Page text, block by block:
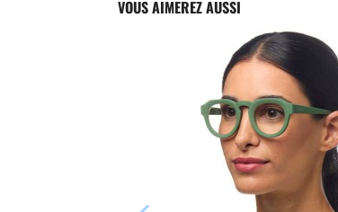
VOUS AIMEREZ AUSSI